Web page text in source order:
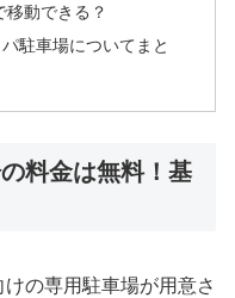
動できる？
駐車場についてまと
料金は無料！基
の専用駐車場が用意さ